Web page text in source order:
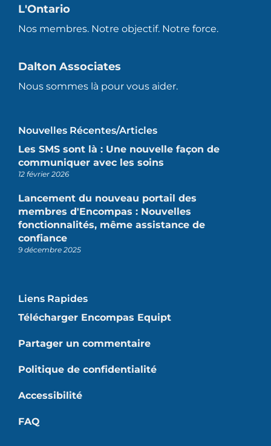
L'Ontario
Nos membres. Notre objectif. Notre force.
Dalton Associates
Nous sommes là pour vous aider.
Nouvelles Récentes/articles
Les SMS sont là : Une nouvelle façon de
communiquer avec les soins
12 février 2026
Lancement du nouveau portail des
membres d'Encompas : Nouvelles
fonctionnalités, même assistance de
confiance
9 décembre 2025
Liens Rapides
Télécharger Encompas Equipt
Partager un commentaire
Politique de confidentialité
Accessibilité
FAQ